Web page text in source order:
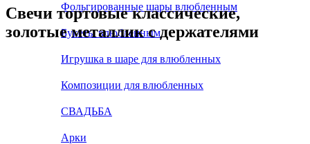
Фольгированные шары влюбленным
Букеты влюбленным
Игрушка в шаре для влюбленных
Композиции для влюбленных
СВАДЬБА
Арки
Свечи тортовые классические,
золотые металлик с держателями